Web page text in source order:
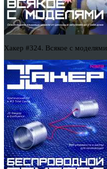
Хакер #324. Всякое с моделями